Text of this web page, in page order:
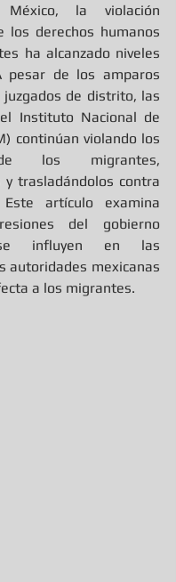
la violación
los derechos humanos
ha alcanzado niveles
pesar de los amparos
de distrito, las
Instituto Nacional de
continúan violando los
los migrantes,
y trasladándolos contra
artículo examina
del gobierno
influyen en las
autoridades mexicanas
a los migrantes.